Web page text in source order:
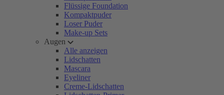
Flüssige Foundation
Kompaktpuder
Loser Puder
Make-up Sets
Augen
Alle anzeigen
Lidschatten
Mascara
Eyeliner
Creme-Lidschatten